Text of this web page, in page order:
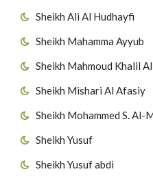
Sheikh Ali Al Hudhayfi
Sheikh Mahamma Ayyub
Sheikh Mahmoud Khalil
Sheikh Mishari Al Afasiy
Sheikh Mohammed S. Al-
Sheikh Yusuf
Sheikh Yusuf abdi